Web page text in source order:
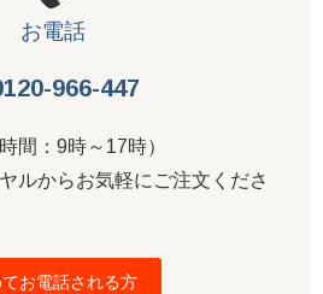
お電話
966-447
間：9時～17時）
ルからお気軽にご注文くださ
お電話される方